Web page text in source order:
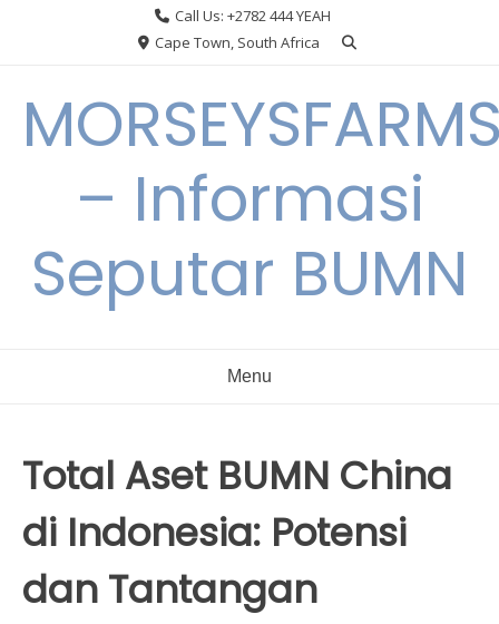
Call Us: +2782 444 YEAH
Cape Town, South Africa
– Informasi
Seputar BUMN
Menu
Total Aset BUMN China
di Indonesia: Potensi
dan Tantangan